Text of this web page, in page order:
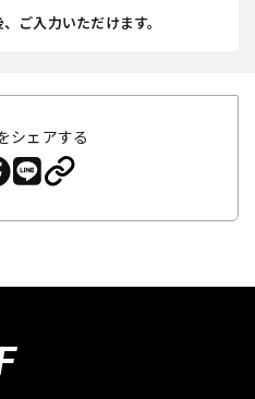
ご入力いただけます。
シェアする